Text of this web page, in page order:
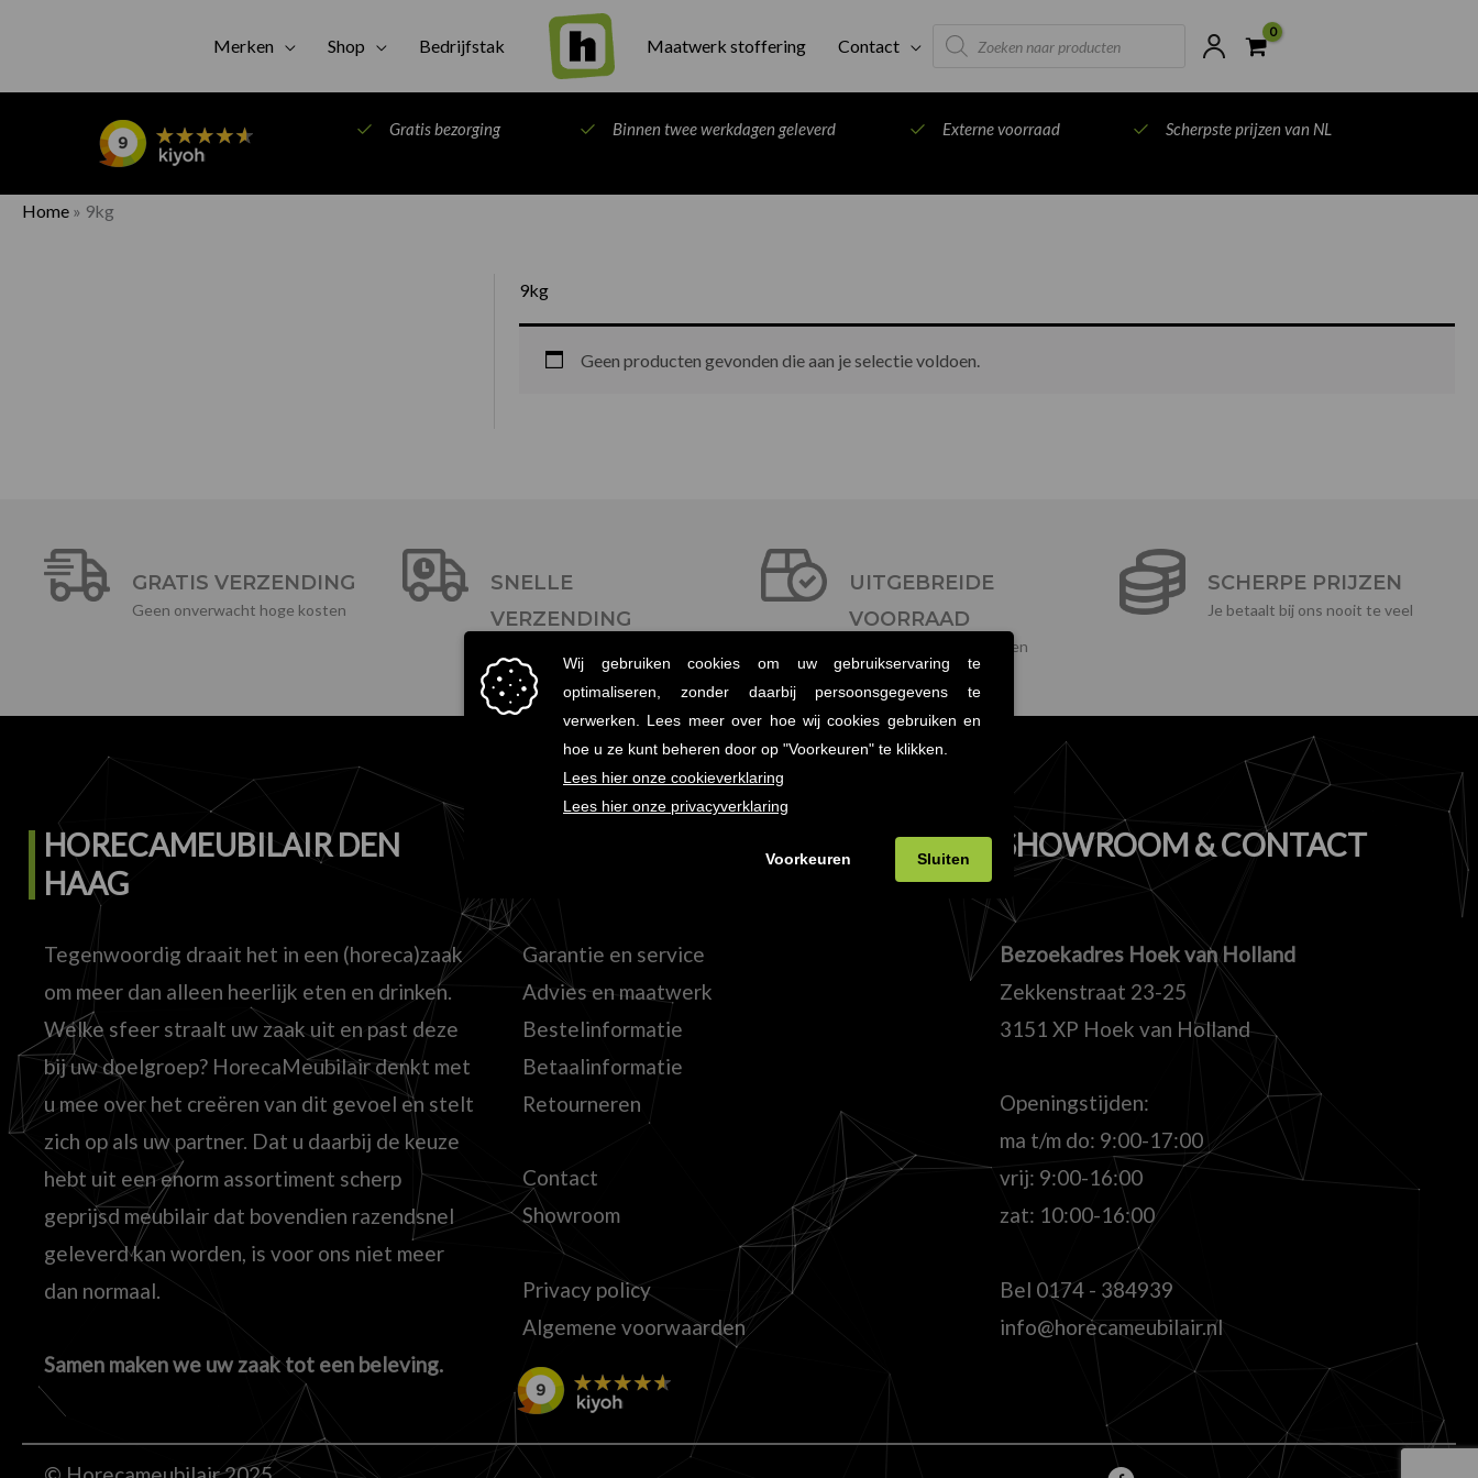
Merken Shop Bedrijfstak Maatwerk stoffering Contact
Products
search
Gratis bezorging Binnen twee werkdagen geleverd Externe voorraad Scherpste prijzen van NL
Home » 9kg
9kg
Geen producten gevonden die aan je selectie voldoen.
GRATIS VERZENDING
Geen onverwacht hoge kosten
SNELLE
VERZENDING
UITGEBREIDE
VOORRAAD
Meer dan 30.000 artikelen
SCHERPE PRIJZEN
Je betaalt bij ons nooit te veel
HORECAMEUBILAIR DEN
HAAG
Tegenwoordig draait het in een (horeca)zaak
om meer dan alleen heerlijk eten en drinken.
Welke sfeer straalt uw zaak uit en past deze
bij uw doelgroep? HorecaMeubilair denkt met
u mee over het creëren van dit gevoel en stelt
zich op als uw partner. Dat u daarbij de keuze
hebt uit een enorm assortiment scherp
geprijsd meubilair dat bovendien razendsnel
geleverd kan worden, is voor ons niet meer
dan normaal.
Samen maken we uw zaak tot een beleving.
KLANTENSERVICE
Garantie en service
Advies en maatwerk
Bestelinformatie
Betaalinformatie
Retourneren
Contact
Showroom
Privacy policy
Algemene voorwaarden
SHOWROOM & CONTACT
Bezoekadres Hoek van Holland
Zekkenstraat 23-25
3151 XP Hoek van Holland
Openingstijden:
ma t/m do: 9:00-17:00
vrij: 9:00-16:00
zat: 10:00-16:00
Bel 0174 - 384939
info@horecameubilair.nl